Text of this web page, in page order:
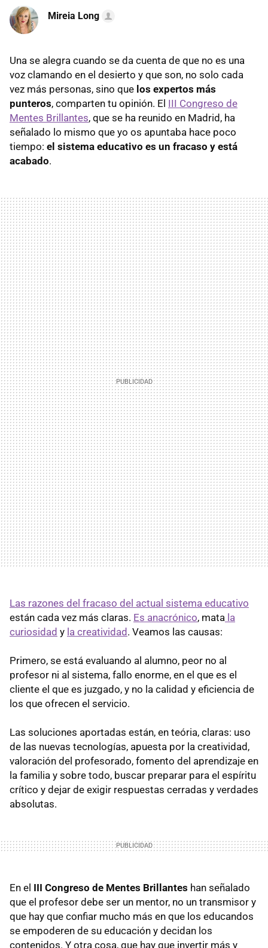
Mireia Long
Una se alegra cuando se da cuenta de que no es una
voz clamando en el desierto y que son, no solo cada
vez más personas, sino que los expertos más
punteros, comparten tu opinión. El III Congreso de
Mentes Brillantes, que se ha reunido en Madrid, ha
señalado lo mismo que yo os apuntaba hace poco
tiempo: el sistema educativo es un fracaso y está
acabado.
Las razones del fracaso del actual sistema educativo
están cada vez más claras. Es anacrónico, mata la
curiosidad y la creatividad. Veamos las causas:
Primero, se está evaluando al alumno, peor no al
profesor ni al sistema, fallo enorme, en el que es el
cliente el que es juzgado, y no la calidad y eficiencia de
los que ofrecen el servicio.
Las soluciones aportadas están, en teória, claras: uso
de las nuevas tecnologías, apuesta por la creatividad,
valoración del profesorado, fomento del aprendizaje en
la familia y sobre todo, buscar preparar para el espíritu
crítico y dejar de exigir respuestas cerradas y verdades
absolutas.
En el III Congreso de Mentes Brillantes han señalado
que el profesor debe ser un mentor, no un transmisor y
que hay que confiar mucho más en que los educandos
se empoderen de su educación y decidan los
contenidos. Y otra cosa, que hay que invertir más y